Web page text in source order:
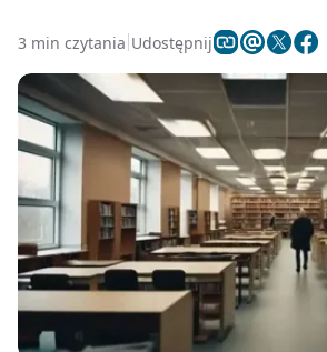
3 min czytania Udostępnij